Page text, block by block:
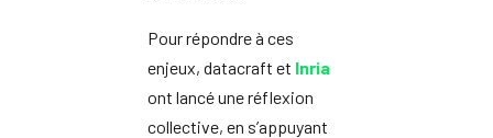
Pour répondre à ces
enjeux, datacraft et Inria
ont lancé une réflexion
collective, en s’appuyant